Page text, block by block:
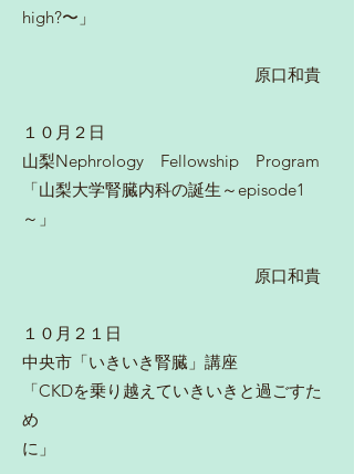
high?〜」
原口和貴
１０月２日
山梨Nephrology Fellowship Program
「山梨大学腎臓内科の誕生～episode1
～」
原口和貴
１０月２１日
中央市「いきいき腎臓」講座
「CKDを乗り越えていきいきと過ごすた
め
に」